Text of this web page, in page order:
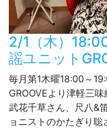
2/1（木）
謡ユニット
毎月第1木曜18:00～
GROOVEより津軽三
武花千草さん、尺八&
ョニストのかたぎり